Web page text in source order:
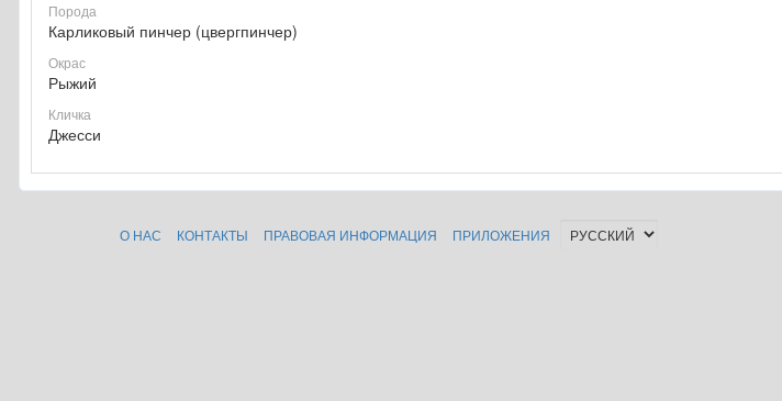
Порода
Карликовый пинчер (цвергпинчер)
Окрас
Рыжий
Кличка
Джесси
О НАС КОНТАКТЫ ПРАВОВАЯ ИНФОРМАЦИЯ ПРИЛОЖЕНИЯ